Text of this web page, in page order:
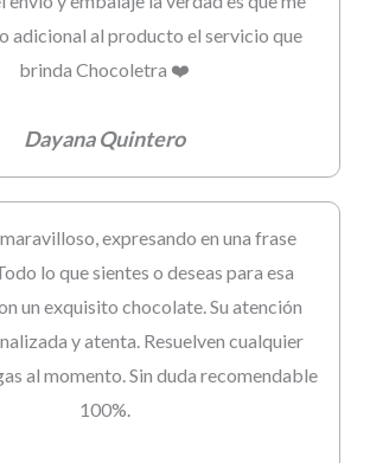
adicional al producto el servicio que
brinda Chocoletra ❤️
Dayana Quintero
expresando en una frase
lo que sientes o deseas para esa
un exquisito chocolate. Su atención
y atenta. Resuelven cualquier
al momento. Sin duda recomendable
100%.